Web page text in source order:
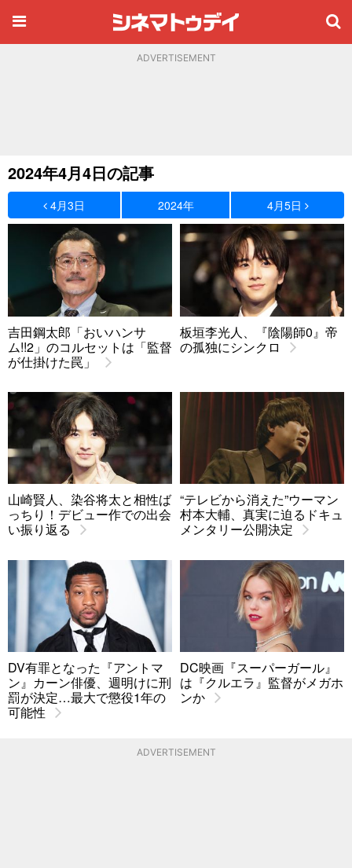
ADVERTISEMENT
2024年4月4日の記事
4月3日 2024年 4月5日
吉田鋼太郎「おいハンサ
ム!!2」のコルセットは「監督
が仕掛けた罠」
板垣李光人、『陰陽師0』帝
の孤独にシンクロ
山崎賢人、染谷将太と相性ば
っちり！デビュー作での出会
い振り返る
“テレビから消えた”ウーマン
村本大輔、真実に迫るドキュ
メンタリー公開決定
DV有罪となった『アントマ
ン』カーン俳優、週明けに刑
罰が決定…最大で懲役1年の
可能性
DC映画『スーパーガール』
は『クルエラ』監督がメガホ
ンか
ADVERTISEMENT